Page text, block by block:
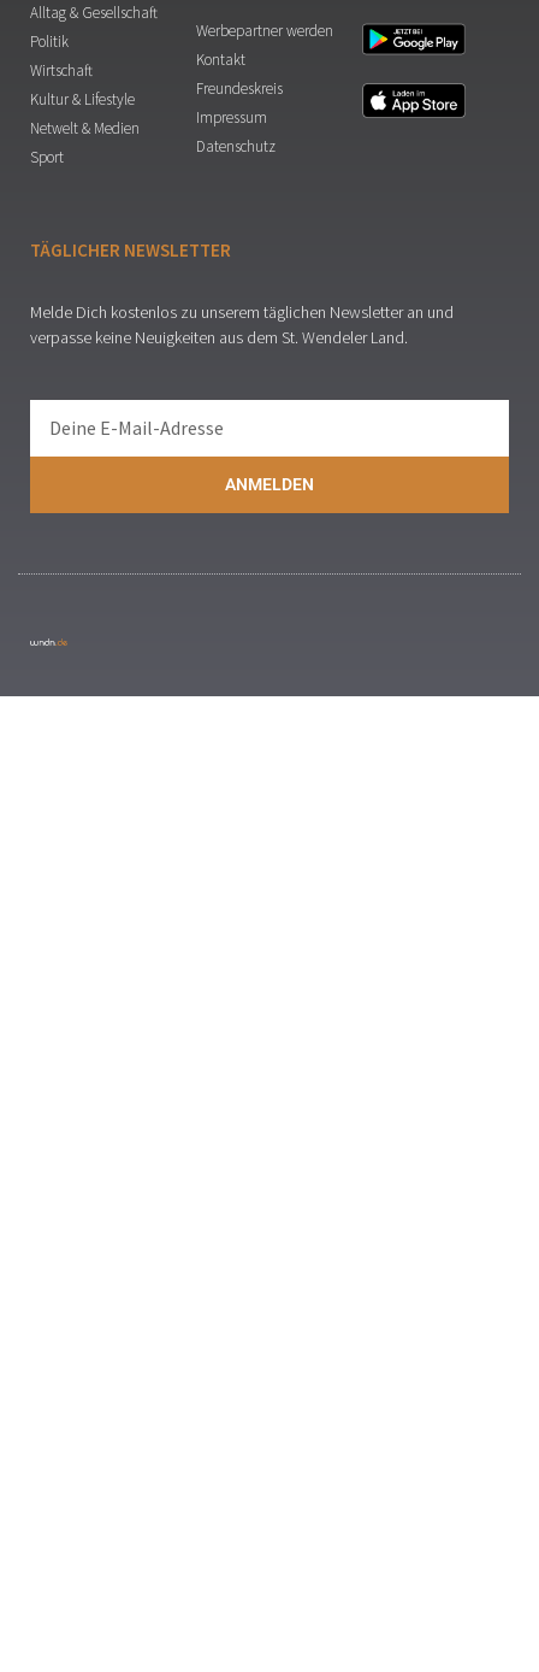
Alltag & Gesellschaft
Politik
Wirtschaft
Kultur & Lifestyle
Netwelt & Medien
Sport
Werbepartner werden
Kontakt
Freundeskreis
Impressum
Datenschutz
TÄGLICHER NEWSLETTER
Melde Dich kostenlos zu unserem täglichen Newsletter an und
verpasse keine Neuigkeiten aus dem St. Wendeler Land.
ANMELDEN